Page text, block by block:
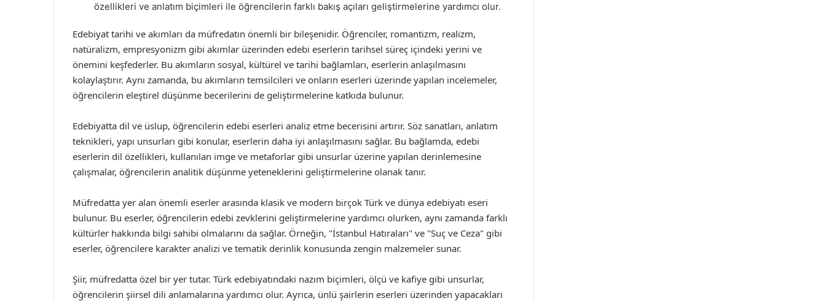
özellikleri ve anlatım biçimleri ile öğrencilerin farklı bakış açıları geliştirmelerine yardımcı olur.
Edebiyat tarihi ve akımları da müfredatın önemli bir bileşenidir. Öğrenciler, romantizm, realizm,
natüralizm, empresyonizm gibi akımlar üzerinden edebi eserlerin tarihsel süreç içindeki yerini ve
önemini keşfederler. Bu akımların sosyal, kültürel ve tarihi bağlamları, eserlerin anlaşılmasını
kolaylaştırır. Aynı zamanda, bu akımların temsilcileri ve onların eserleri üzerinde yapılan incelemeler,
öğrencilerin eleştirel düşünme becerilerini de geliştirmelerine katkıda bulunur.
Edebiyatta dil ve üslup, öğrencilerin edebi eserleri analiz etme becerisini artırır. Söz sanatları, anlatım
teknikleri, yapı unsurları gibi konular, eserlerin daha iyi anlaşılmasını sağlar. Bu bağlamda, edebi
eserlerin dil özellikleri, kullanılan imge ve metaforlar gibi unsurlar üzerine yapılan derinlemesine
çalışmalar, öğrencilerin analitik düşünme yeteneklerini geliştirmelerine olanak tanır.
Müfredatta yer alan önemli eserler arasında klasik ve modern birçok Türk ve dünya edebiyatı eseri
bulunur. Bu eserler, öğrencilerin edebi zevklerini geliştirmelerine yardımcı olurken, aynı zamanda farklı
kültürler hakkında bilgi sahibi olmalarını da sağlar. Örneğin, "İstanbul Hatıraları" ve "Suç ve Ceza" gibi
eserler, öğrencilere karakter analizi ve tematik derinlik konusunda zengin malzemeler sunar.
Şiir, müfredatta özel bir yer tutar. Türk edebiyatındaki nazım biçimleri, ölçü ve kafiye gibi unsurlar,
öğrencilerin şiirsel dili anlamalarına yardımcı olur. Ayrıca, ünlü şairlerin eserleri üzerinden yapacakları